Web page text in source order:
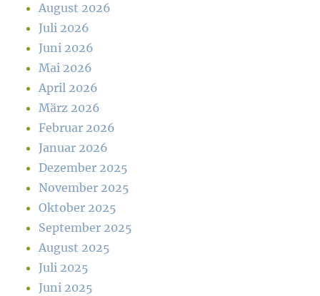
August 2026
Juli 2026
Juni 2026
Mai 2026
April 2026
März 2026
Februar 2026
Januar 2026
Dezember 2025
November 2025
Oktober 2025
September 2025
August 2025
Juli 2025
Juni 2025